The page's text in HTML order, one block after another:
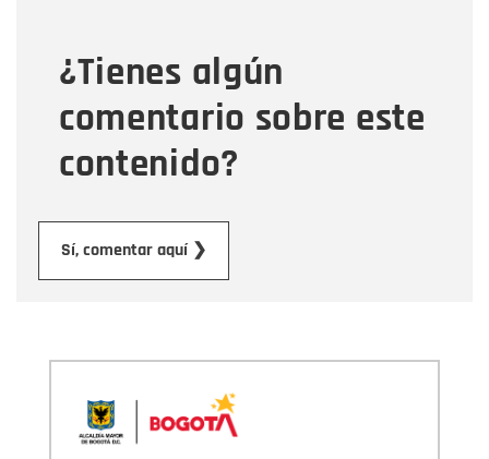
¿Tienes algún
comentario sobre este
contenido?
Sí, comentar aquí ❯
Mensaje